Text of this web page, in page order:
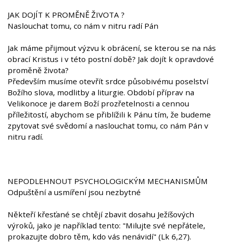
JAK DOJÍT K PROMĚNĚ ŽIVOTA ?
Naslouchat tomu, co nám v nitru radí Pán
Jak máme přijmout výzvu k obrácení, se kterou se na nás
obrací Kristus i v této postní době? Jak dojít k opravdové
proměně života?
Především musíme otevřít srdce působivému poselství
Božího slova, modlitby a liturgie. Období příprav na
Velikonoce je darem Boží prozřetelnosti a cennou
příležitostí, abychom se přiblížili k Pánu tím, že budeme
zpytovat své svědomí a naslouchat tomu, co nám Pán v
nitru radí.
NEPODLEHNOUT PSYCHOLOGICKÝM MECHANISMŮM
Odpuštění a usmíření jsou nezbytné
Někteří křesťané se chtějí zbavit dosahu Ježíšových
výroků, jako je například tento: "Milujte své nepřátele,
prokazujte dobro těm, kdo vás nenávidí" (Lk 6,27).